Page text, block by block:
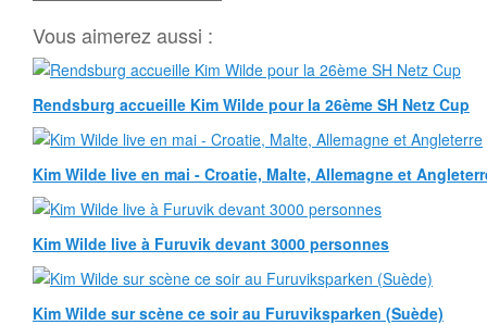
Vous aimerez aussi :
Rendsburg accueille Kim Wilde pour la 26ème SH Netz Cup
Kim Wilde live en mai - Croatie, Malte, Allemagne et
Kim Wilde live à Furuvik devant 3000 personnes
Kim Wilde sur scène ce soir au Furuviksparken (Suède)